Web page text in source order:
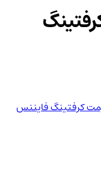
کرفتینگ فایننس